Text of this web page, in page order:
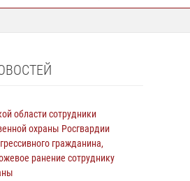
области сотрудники
охраны Росгвардии
гражданина,
ранение сотруднику